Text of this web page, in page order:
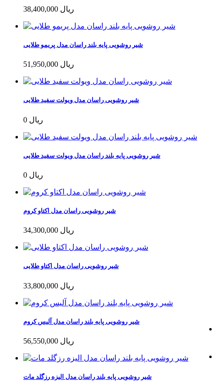
38,400,000 ریال
شیر روشویی پایه بلند راسان مدل پریمو طلایی
51,950,000 ریال
شیر روشویی راسان مدل ویولت سفید طلایی
0 ریال
شیر روشویی پایه بلند راسان مدل ویولت سفید طلایی
0 ریال
شیر روشویی راسان مدل اکتاو کروم
34,300,000 ریال
شیر روشویی راسان مدل اکتاو طلایی
33,800,000 ریال
شیر روشویی پایه بلند راسان مدل آلیس کروم
56,550,000 ریال
شیر روشویی پایه بلند راسان مدل الیزه رزگلد مات